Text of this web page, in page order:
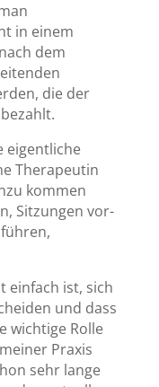
in einem
dem
die der
eigentliche
Therapeutin
kommen
Sitzungen vor-
einfach ist, sich
und dass
wichtige Rolle
Praxis
sehr lange